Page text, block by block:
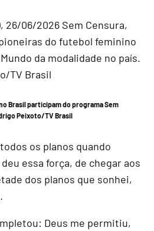
Brasil participam do programa Sem
Peixoto/TV Brasil
os planos quando
essa força, de chegar aos
dos planos que sonhei,
Deus me permitiu,